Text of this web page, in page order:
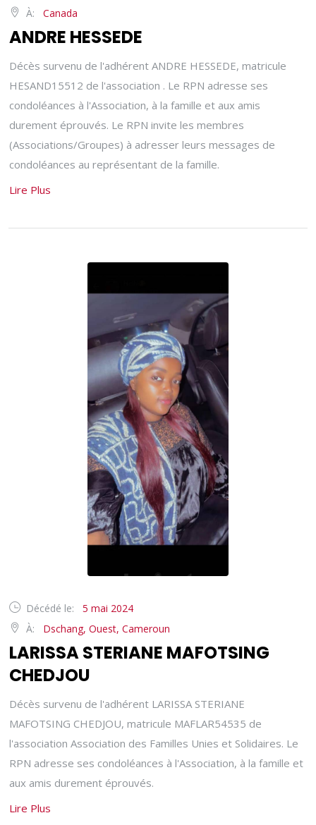
À:
Canada
ANDRE HESSEDE
Décès survenu de l'adhérent ANDRE HESSEDE, matricule
HESAND15512 de l'association . Le RPN adresse ses
condoléances à l'Association, à la famille et aux amis
durement éprouvés. Le RPN invite les membres
(Associations/Groupes) à adresser leurs messages de
condoléances au représentant de la famille.
Lire Plus
Décédé le:
5 mai 2024
À:
Dschang, Ouest, Cameroun
LARISSA STERIANE MAFOTSING
CHEDJOU
Décès survenu de l'adhérent LARISSA STERIANE
MAFOTSING CHEDJOU, matricule MAFLAR54535 de
l'association Association des Familles Unies et Solidaires. Le
RPN adresse ses condoléances à l'Association, à la famille et
aux amis durement éprouvés.
Lire Plus